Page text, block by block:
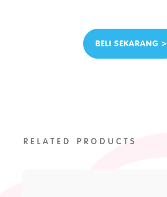
BELI SEKARANG >
RELATED PRODUCTS